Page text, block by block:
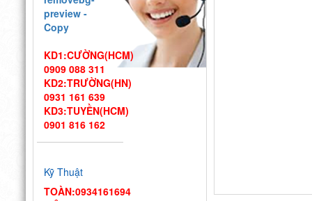
KD1:CƯỜNG(HCM)
0909 088 311
KD2:TRƯỜNG(HN)
0931 161 639
KD3:TUYỀN(HCM)
0901 816 162
Kỹ Thuật
TOÀN:0934161694
chuẩn VSATTP – Gợi ý quy
trình & thiết bị từ chuyên